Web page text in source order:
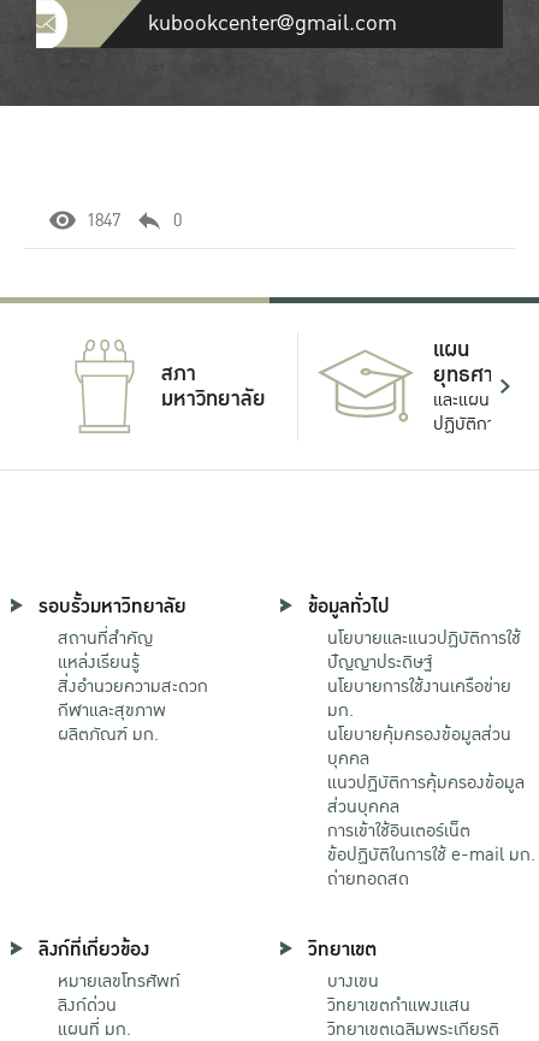
kubookcenter@gmail.com
1847 0
สภา
มหาวิทยาลัย
แผน
ยุทธศาสตร์
และแผน
ปฏิบัติการ
รอบรั้วมหาวิทยาลัย
สถานที่สำคัญ
แหล่งเรียนรู้
สิ่งอำนวยความสะดวก
กีฬาและสุขภาพ
ผลิตภัณฑ์ มก.
ข้อมูลทั่วไป
นโยบายและแนวปฏิบัติการใช้
ปัญญาประดิษฐ์
นโยบายการใช้งานเครือข่าย
มก.
นโยบายคุ้มครองข้อมูลส่วน
บุคคล
แนวปฏิบัติการคุ้มครองข้อมูล
ส่วนบุคคล
การเข้าใช้อินเตอร์เน็ต
ข้อปฏิบัติในการใช้ e-mail มก.
ถ่ายทอดสด
ลิงก์ที่เกี่ยวข้อง
หมายเลขโทรศัพท์
ลิงก์ด่วน
แผนที่ มก.
วิทยาเขต
บางเขน
วิทยาเขตกําแพงแสน
วิทยาเขตเฉลิมพระเกียรติ